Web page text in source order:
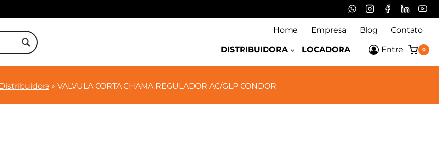
Home Empresa Blog Contato
DISTRIBUIDORA LOCADORA Entre 0
Distribuidora » VALVULA CORTA CHAMA REGULADOR AC/GLP CONDOR